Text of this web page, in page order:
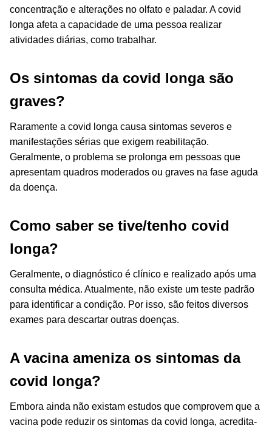
concentração e alterações no olfato e paladar. A covid
longa afeta a capacidade de uma pessoa realizar
atividades diárias, como trabalhar.
Os sintomas da covid longa são
graves?
Raramente a covid longa causa sintomas severos e
manifestações sérias que exigem reabilitação.
Geralmente, o problema se prolonga em pessoas que
apresentam quadros moderados ou graves na fase aguda
da doença.
Como saber se tive/tenho covid
longa?
Geralmente, o diagnóstico é clínico e realizado após uma
consulta médica. Atualmente, não existe um teste padrão
para identificar a condição. Por isso, são feitos diversos
exames para descartar outras doenças.
A vacina ameniza os sintomas da
covid longa?
Embora ainda não existam estudos que comprovem que a
vacina pode reduzir os sintomas da covid longa, acredita-